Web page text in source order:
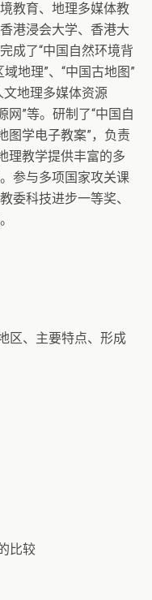
教育、地理多媒体教
港浸会大学、香港大
成了“中国自然环境背
地理”、“中国古地图”
文地理多媒体资源
网”等。研制了“中国自
图学电子教案”，负责
理教学提供丰富的多
参与多项国家攻关课
委科技进步一等奖、
区、主要特点、形成
比较